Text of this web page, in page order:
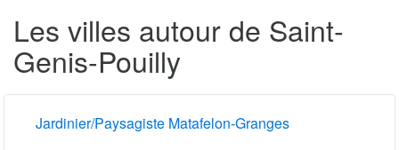
Les villes autour de Saint-
Genis-Pouilly
Jardinier/Paysagiste Matafelon-Granges